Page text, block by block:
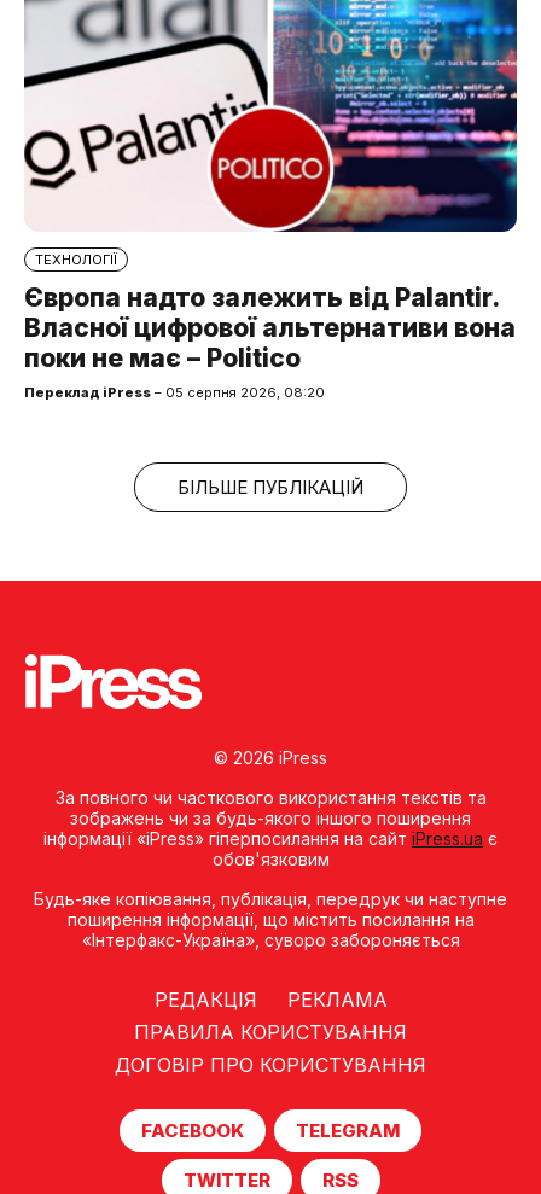
ТЕХНОЛОГІЇ
Європа надто залежить від Palantir.
Власної цифрової альтернативи вона
поки не має – Politico
Переклад iPress – 05 серпня 2026, 08:20
БІЛЬШЕ ПУБЛІКАЦІЙ
© 2026 iPress
За повного чи часткового використання текстів та
зображень чи за будь-якого іншого поширення
інформації «iPress» гіперпосилання на сайт iPress.ua є
обов'язковим
Будь-яке копiювання, публiкацiя, передрук чи наступне
поширення iнформацiї, що мiстить посилання на
«Iнтерфакс-Україна», суворо забороняється
РЕДАКЦІЯ
РЕКЛАМА
ПРАВИЛА КОРИСТУВАННЯ
ДОГОВІР ПРО КОРИСТУВАННЯ
FACEBOOK TELEGRAM
TWITTER RSS